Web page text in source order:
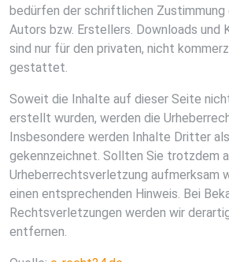
bedürfen der schriftlichen Zustimmung
Autors bzw. Erstellers. Downloads und
sind nur für den privaten, nicht
gestattet.
Soweit die Inhalte auf dieser Seite
erstellt wurden, werden die
Insbesondere werden Inhalte Dritter
gekennzeichnet. Sollten Sie trotzdem
Urheberrechtsverletzung aufmerksam
einen entsprechenden Hinweis. Bei
Rechtsverletzungen werden wir
entfernen.